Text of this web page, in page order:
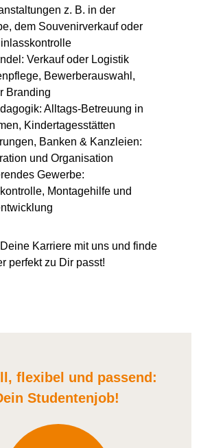
z. B. in der
dem Souvenirverkauf oder
Verkauf oder Logistik
Bewerberauswahl,
Branding
Alltags-Betreuung in
Kindertagesstätten
Banken & Kanzleien:
und Organisation
Gewerbe:
Montagehilfe und
Karriere mit uns und finde
perfekt zu Dir passt!
flexibel und passend:
Studentenjob!